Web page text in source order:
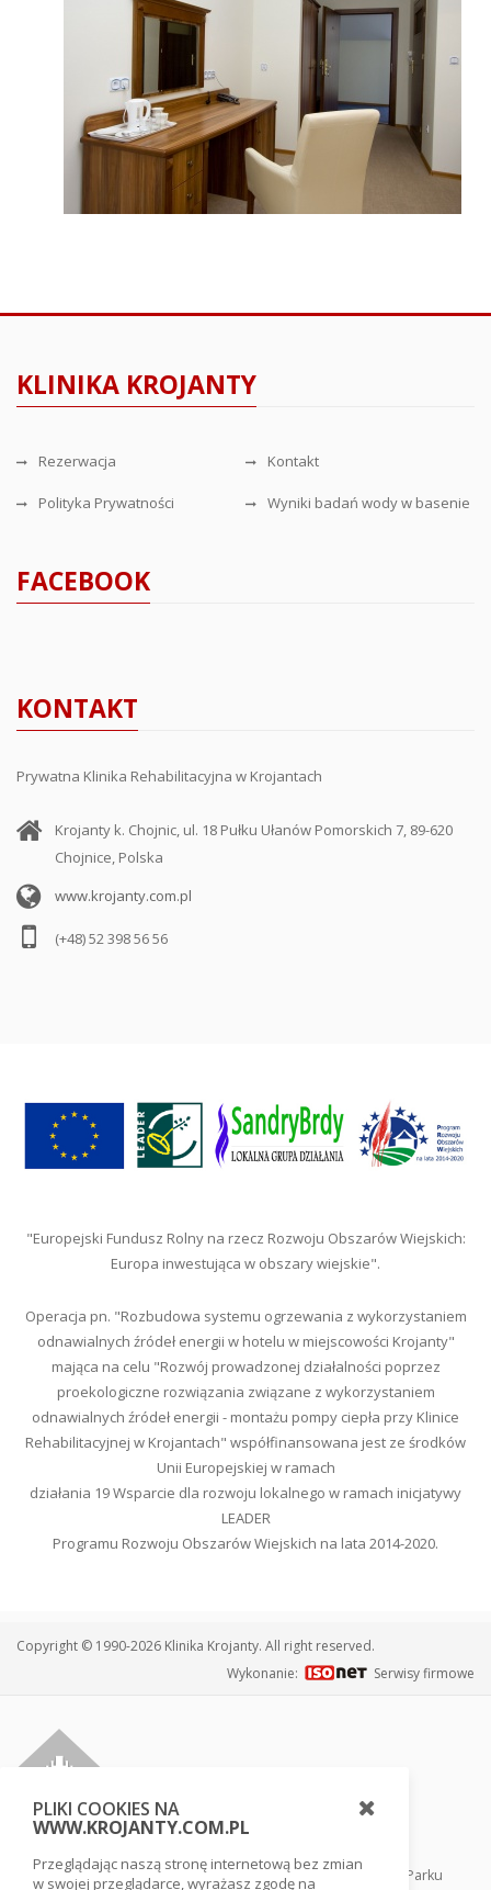
KLINIKA KROJANTY
Rezerwacja Kontakt
Polityka Prywatności Wyniki badań wody w basenie
FACEBOOK
KONTAKT
Prywatna Klinika Rehabilitacyjna w Krojantach
Krojanty k. Chojnic, ul. 18 Pułku Ułanów Pomorskich 7, 89-620
Chojnice, Polska
www.krojanty.com.pl
(+48) 52 398 56 56
"Europejski Fundusz Rolny na rzecz Rozwoju Obszarów Wiejskich:
Europa inwestująca w obszary wiejskie".
Operacja pn. "Rozbudowa systemu ogrzewania z wykorzystaniem
odnawialnych źródeł energii w hotelu w miejscowości Krojanty"
mająca na celu "Rozwój prowadzonej działalności poprzez
proekologiczne rozwiązania związane z wykorzystaniem
odnawialnych źródeł energii - montażu pompy ciepła przy Klinice
Rehabilitacyjnej w Krojantach" współfinansowana jest ze środków
Unii Europejskiej w ramach
działania 19 Wsparcie dla rozwoju lokalnego w ramach inicjatywy
LEADER
Programu Rozwoju Obszarów Wiejskich na lata 2014-2020.
Copyright © 1990-2026 Klinika Krojanty. All right reserved.
Wykonanie:
Serwisy firmowe
Klinika usytuowana jest w sercu Borów Tucholskich, tuż przy Parku
PLIKI COOKIES NA
WWW.KROJANTY.COM.PL
Przeglądając naszą stronę internetową bez zmian
w swojej przeglądarce, wyrażasz zgodę na